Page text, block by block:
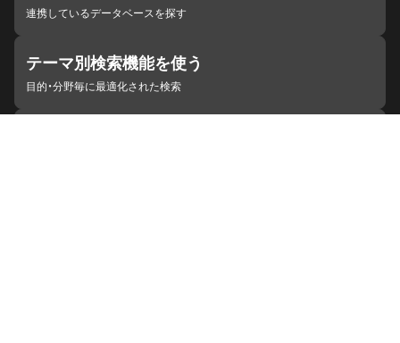
連携しているデータベースを探す
テーマ別検索機能を使う
目的・分野毎に最適化された検索